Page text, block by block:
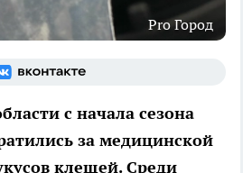
Pro Город
с начала сезона
за медицинской
клещей. Среди